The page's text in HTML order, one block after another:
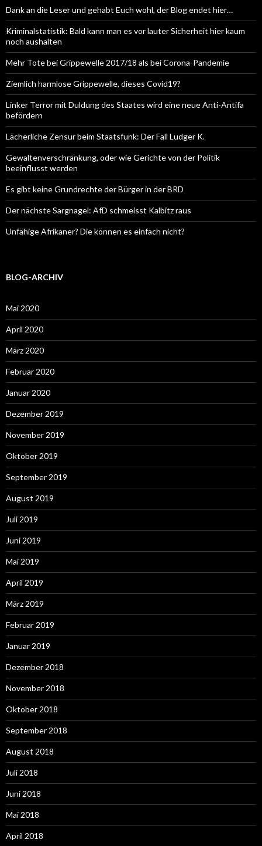
Dank an die Leser und gehabt Euch wohl, der Blog endet hier…
Kriminalstatistik: Bald kann man es vor lauter Sicherheit hier kaum
noch aushalten
Mehr Tote bei Grippewelle 2017/18 als bei Corona-Pandemie
Ziemlich harmlose Grippewelle, dieses Covid19?
Linker Terror mit Duldung des Staates wird eine neue Anti-Antifa
befördern
Lächerliche Zensur beim Staatsfunk: Der Fall Ludger K.
Gewaltenverschränkung, oder wie Gerichte von der Politik
beeinflusst werden
Es gibt keine Grundrechte der Bürger in der BRD
Der nächste Sargnagel: AfD schmeisst Kalbitz raus
Unfähige Afrikaner? Die können es einfach nicht?
BLOG-ARCHIV
Mai 2020
April 2020
März 2020
Februar 2020
Januar 2020
Dezember 2019
November 2019
Oktober 2019
September 2019
August 2019
Juli 2019
Juni 2019
Mai 2019
April 2019
März 2019
Februar 2019
Januar 2019
Dezember 2018
November 2018
Oktober 2018
September 2018
August 2018
Juli 2018
Juni 2018
Mai 2018
April 2018